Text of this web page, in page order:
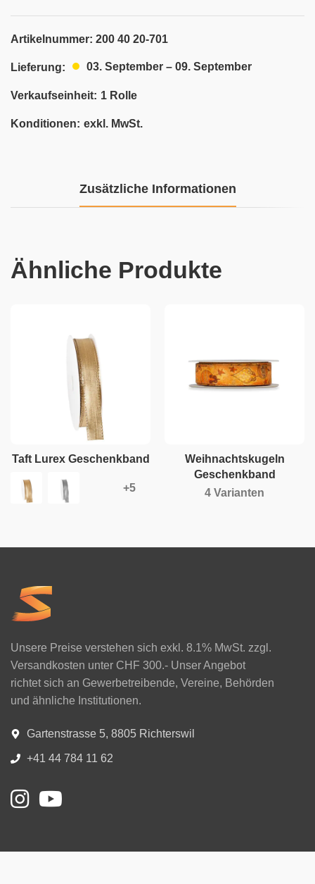
Artikelnummer: 200 40 20-701
Lieferung: 03. September – 09. September
Verkaufseinheit: 1 Rolle
Konditionen: exkl. MwSt.
Zusätzliche Informationen
Ähnliche Produkte
Taft Lurex Geschenkband
Weihnachtskugeln
Geschenkband
4 Varianten
Unsere Preise verstehen sich exkl. 8.1% MwSt. zzgl.
Versandkosten unter CHF 300.- Unser Angebot
richtet sich an Gewerbetreibende, Vereine, Behörden
und ähnliche Institutionen.
Gartenstrasse 5, 8805 Richterswil
+41 44 784 11 62